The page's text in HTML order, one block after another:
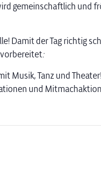
gemeinschaftlich und
Damit der Tag richtig
:
Musik, Tanz und
und